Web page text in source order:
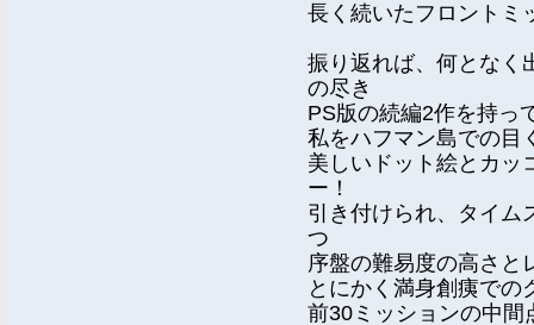
長く続いたフロントミ
振り返れば、何となく
の尽き
PS版の続編2作を持っ
私をハフマン島での目
美しいドット絵とカッ
ー！
引き付けられ、タイム
つ
序盤の難易度の高さと
とにかく満身創痍での
前30ミッションの中間